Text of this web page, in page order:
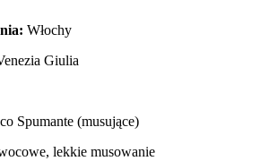
Włochy
Giulia
Spumante (musujące)
lekkie musowanie